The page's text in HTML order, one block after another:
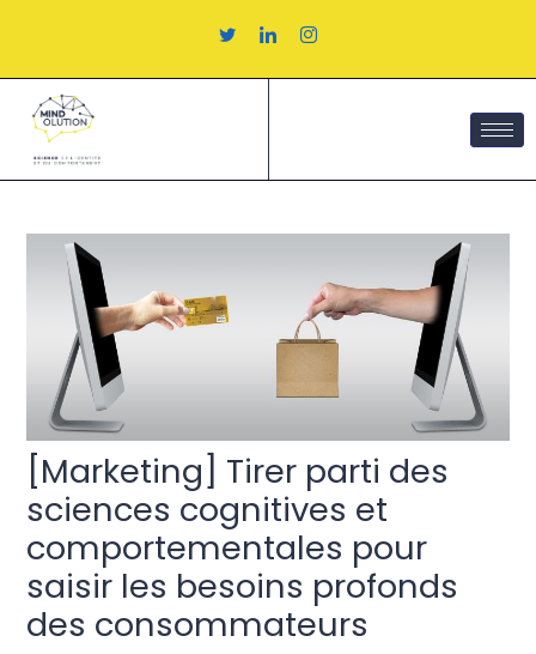
[Marketing] Tirer parti des
sciences cognitives et
comportementales pour
saisir les besoins profonds
des consommateurs
articles